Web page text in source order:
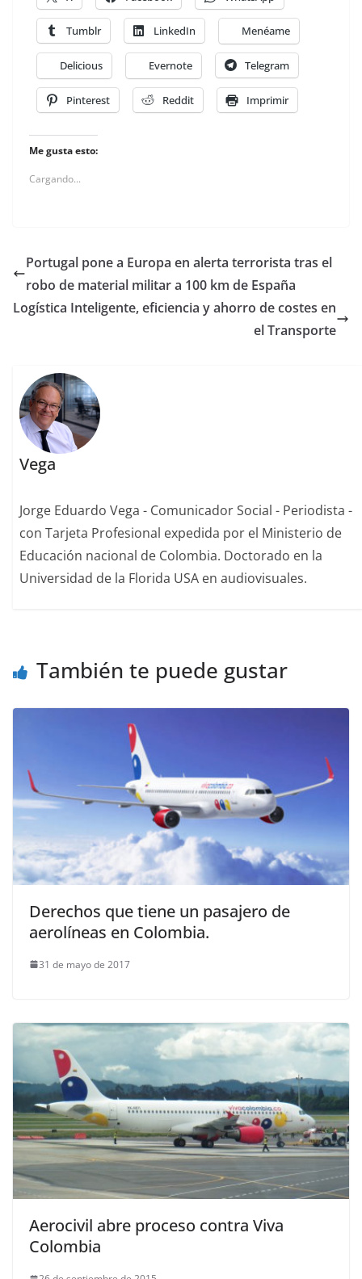
Tumblr LinkedIn Menéame
Delicious Evernote Telegram
Pinterest Reddit Imprimir
Me gusta esto:
Cargando...
Portugal pone a Europa en alerta terrorista tras el
robo de material militar a 100 km de España
Logística Inteligente, eficiencia y ahorro de costes en
el Transporte
Vega
Jorge Eduardo Vega - Comunicador Social - Periodista -
con Tarjeta Profesional expedida por el Ministerio de
Educación nacional de Colombia. Doctorado en la
Universidad de la Florida USA en audiovisuales.
También te puede gustar
Derechos que tiene un pasajero de
aerolíneas en Colombia.
31 de mayo de 2017
Aerocivil abre proceso contra Viva
Colombia